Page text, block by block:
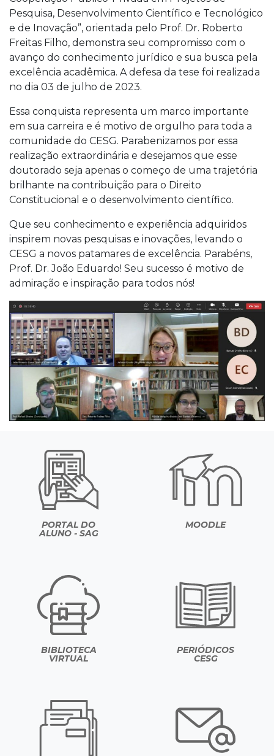
Pesquisa, Desenvolvimento Científico e Tecnológico
e de Inovação”, orientada pelo Prof. Dr. Roberto
Freitas Filho, demonstra seu compromisso com o
avanço do conhecimento jurídico e sua busca pela
excelência acadêmica. A defesa da tese foi realizada
no dia 03 de julho de 2023.
Essa conquista representa um marco importante
em sua carreira e é motivo de orgulho para toda a
comunidade do CESG. Parabenizamos por essa
realização extraordinária e desejamos que esse
doutorado seja apenas o começo de uma trajetória
brilhante na contribuição para o Direito
Constitucional e o desenvolvimento científico.
Que seu conhecimento e experiência adquiridos
inspirem novas pesquisas e inovações, levando o
CESG a novos patamares de excelência. Parabéns,
Prof. Dr. João Eduardo! Seu sucesso é motivo de
admiração e inspiração para todos nós!
PORTAL DO
ALUNO - SAG
MOODLE
BIBLIOTECA
VIRTUAL
PERIÓDICOS
CESG